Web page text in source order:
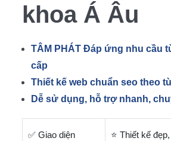
khoa Á Âu
TÂM PHÁT Đáp ứng nhu cầu
cấp
Thiết kế web chuẩn seo theo
Dễ sử dụng, hỗ trợ nhanh,
✅ Giao diện ⭐ Thiết kế